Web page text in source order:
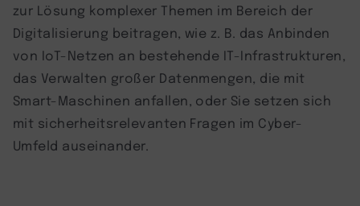
zur Lösung komplexer Themen im Bereich der
Digitalisierung beitragen, wie z. B. das Anbinden
von IoT-Netzen an bestehende IT-Infrastrukturen,
das Verwalten großer Datenmengen, die mit
Smart-Maschinen anfallen, oder Sie setzen sich
mit sicherheitsrelevanten Fragen im Cyber-
Umfeld auseinander.